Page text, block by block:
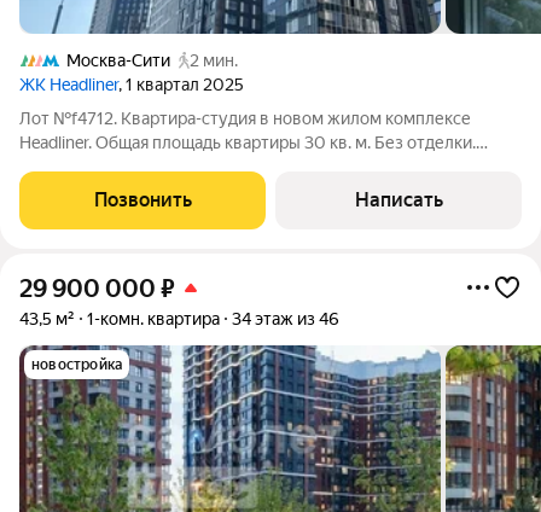
Москва-Сити
2 мин.
ЖК Headliner, 1 квартал 2025
Лот №f4712. Квартира-студия в новом жилом комплексе
Headliner. Общая площадь квартиры 30 кв. м. Без отделки.
у. Квартира расположена в 6 корпусе (3 очередь
строительства). Участник
Позвонить Написать
29 900 000 ₽
43,5 м² 1-комн. квартира 34 этаж из 46
новостройка